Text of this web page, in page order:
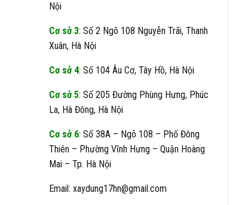
Nội
Cơ sở 3: Số 2 Ngõ 108 Nguyễn Trãi, Thanh
Xuân, Hà Nội
Cơ sở 4: Số 104 Âu Cơ, Tây Hồ, Hà Nội
Cơ sở 5: Số 205 Đường Phùng Hưng, Phúc
La, Hà Đông, Hà Nội
Cơ sở 6: Số 38A – Ngõ 108 – Phố Đông
Thiên – Phường Vĩnh Hưng – Quận Hoàng
Mai – Tp. Hà Nội
Email: xaydung17hn@gmail.com